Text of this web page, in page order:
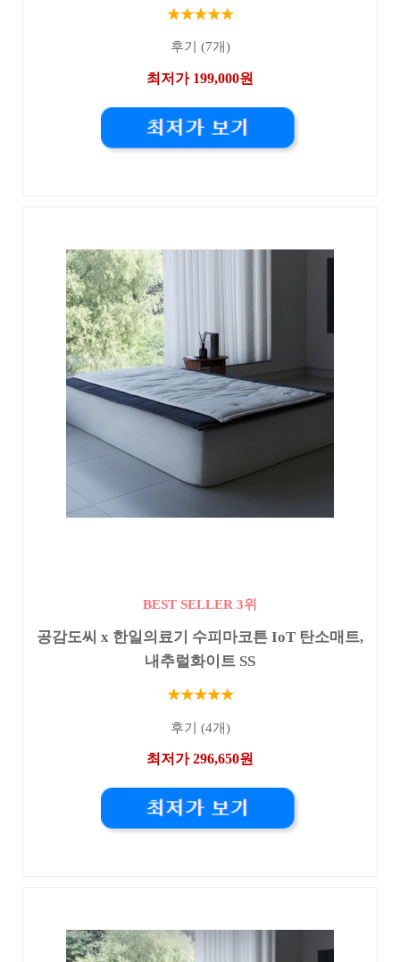
★★★★★
후기 (7개)
최저가 199,000원
BEST SELLER 3위
공감도씨 x 한일의료기 수피마코튼 IoT 탄소매트,
내추럴화이트 SS
★★★★★
후기 (4개)
최저가 296,650원